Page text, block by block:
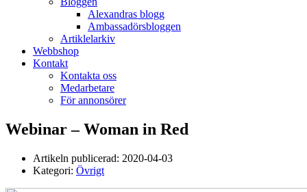
Alexandras blogg
Ambassadörsbloggen
Artiklelarkiv
Webbshop
Kontakt
Kontakta oss
Medarbetare
För annonsörer
Webinar – Woman in Red
Artikeln publicerad: 2020-04-03
Kategori: Övrigt